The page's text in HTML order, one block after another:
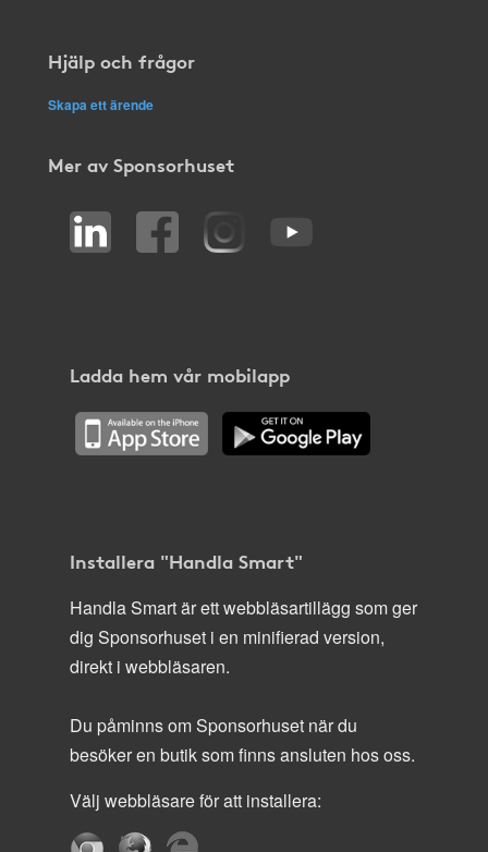
Hjälp och frågor
Skapa ett ärende
Mer av Sponsorhuset
Ladda hem vår mobilapp
Installera "Handla Smart"
Handla Smart är ett webbläsartillägg som ger
dig Sponsorhuset i en minifierad version,
direkt i webbläsaren.
Du påminns om Sponsorhuset när du
besöker en butik som finns ansluten hos oss.
Välj webbläsare för att installera: